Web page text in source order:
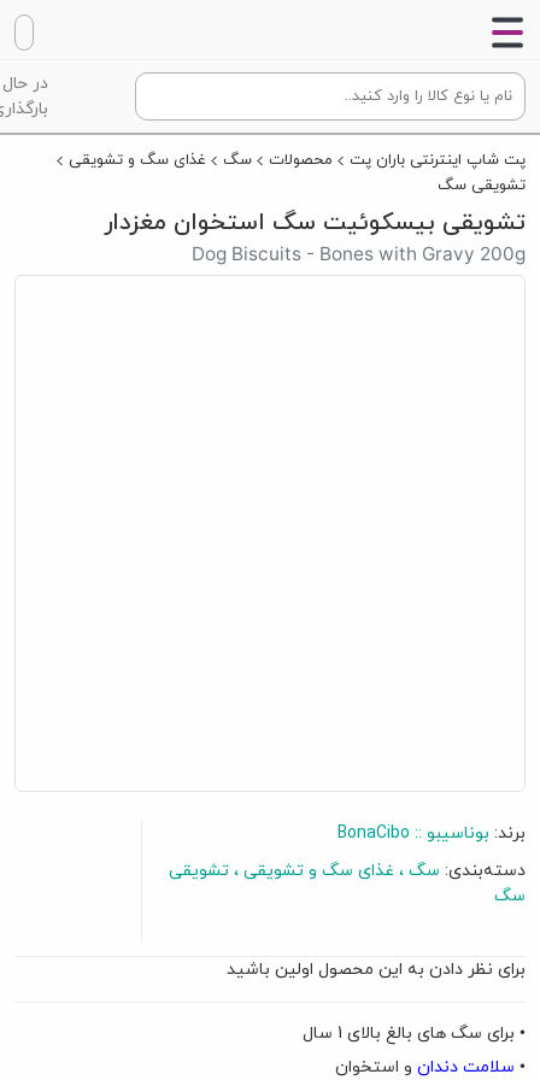
در حال
پت شاپ اینترنتی باران پت محصولات سگ
غذای سگ و تشویقی
تشویقی سگ
تشویقی بیسکوئیت سگ استخوان مغزدار
Dog Biscuits - Bones with Gravy 200g
برند: بوناسیبو :: BonaCibo
دسته‌بندی: سگ غذای سگ و تشویقی
تشویقی
سگ
برای نظر دادن به این محصول اولین باشید
• برای سگ های بالغ بالای 1 سال
• سلامت دندان و استخوان